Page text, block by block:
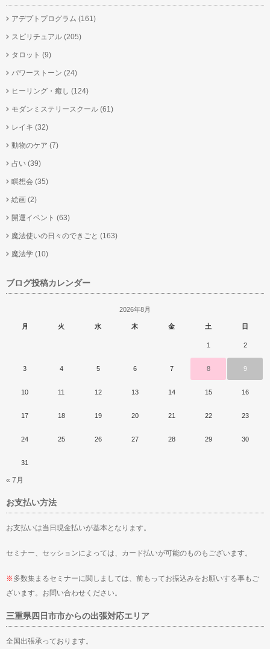
アデプトプログラム (161)
スピリチュアル (205)
タロット (9)
パワーストーン (24)
ヒーリング・癒し (124)
モダンミステリースクール (61)
レイキ (32)
動物のケア (7)
占い (39)
瞑想会 (35)
絵画 (2)
開運イベント (63)
魔法使いの日々のできごと (163)
魔法学 (10)
ブログ投稿カレンダー
2026年8月
月 火 水 木 金 土 日
1 2
3 4 5 6 7 8 9
10 11 12 13 14 15 16
17 18 19 20 21 22 23
24 25 26 27 28 29 30
31
« 7月
お支払い方法
お支払いは当日現金払いが基本となります。
セミナー、セッションによっては、カード払いが可能のものもございます。
※多数集まるセミナーに関しましては、前もってお振込みをお願いする事もご
ざいます。お問い合わせください。
三重県四日市市からの出張対応エリア
全国出張承っております。